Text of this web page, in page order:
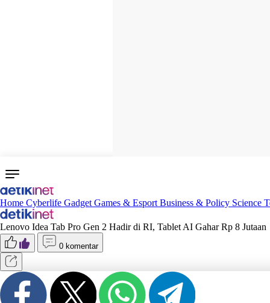
Home Cyberlife Gadget Games & Esport Business & Policy Science
Lenovo Idea Tab Pro Gen 2 Hadir di RI, Tablet AI Gahar Rp 8 Jutaan
0 komentar